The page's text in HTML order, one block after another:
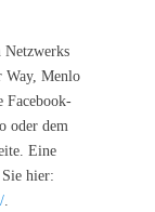
Netzwerks
Way, Menlo
Facebook-
oder dem
Eine
hier:
.